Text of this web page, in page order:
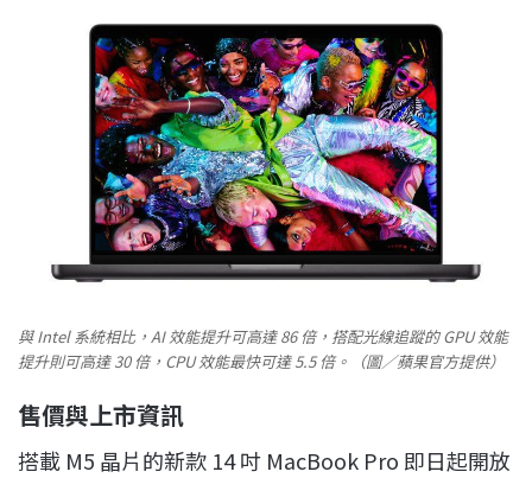
與 Intel 系統相比，AI 效能提升可高達 86 倍，搭配光線追蹤的 GPU 效能
提升則可高達 30 倍，CPU 效能最快可達 5.5 倍。（圖／蘋果官方提供）
售價與上市資訊
搭載 M5 晶片的新款 14 吋 MacBook Pro 即日起開放